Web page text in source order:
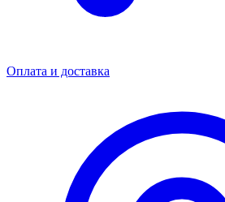
Оплата и доставка